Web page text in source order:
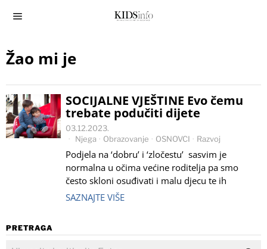
Žao mi je
SOCIJALNE VJEŠTINE Evo čemu
trebate podučiti dijete
03.12.2023.
Njega · Obrazovanje · OSNOVCI · Razvoj
Podjela na ‘dobru’ i ‘zločestu’ sasvim je
normalna u očima većine roditelja pa smo
često skloni osuđivati i malu djecu te ih
SAZNAJTE VIŠE
PRETRAGA